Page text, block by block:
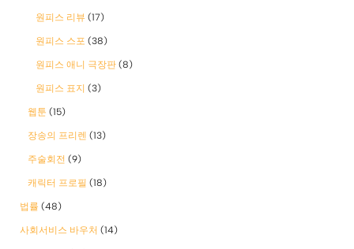
원피스 리뷰 (17)
원피스 스포 (38)
원피스 애니 극장판 (8)
원피스 표지 (3)
웹툰 (15)
장송의 프리렌 (13)
주술회전 (9)
캐릭터 프로필 (18)
법률 (48)
사회서비스 바우처 (14)